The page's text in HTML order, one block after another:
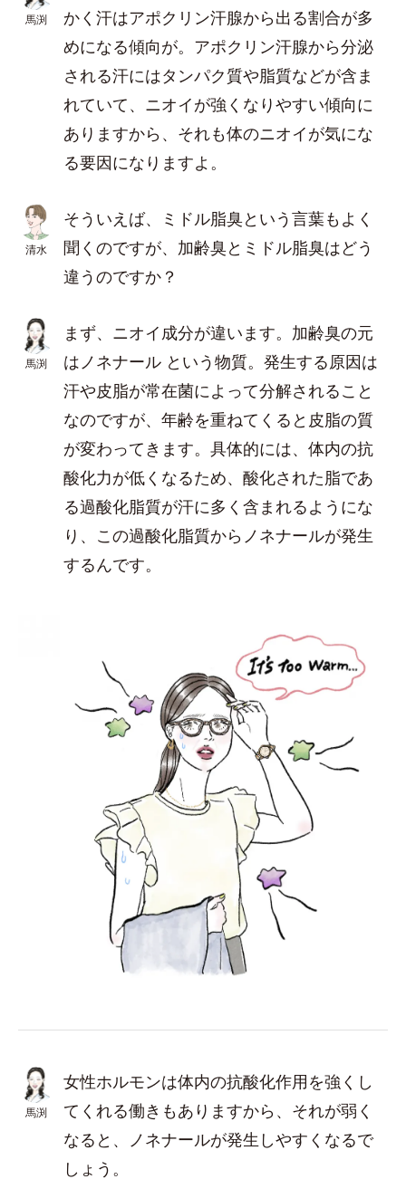
馬渕
かく汗はアポクリン汗腺から出る割合が多
めになる傾向が。アポクリン汗腺から分泌
される汗にはタンパク質や脂質などが含ま
れていて、ニオイが強くなりやすい傾向に
ありますから、それも体のニオイが気にな
る要因になりますよ。
清水
そういえば、ミドル脂臭という言葉もよく
聞くのですが、加齢臭とミドル脂臭はどう
違うのですか？
馬渕
まず、ニオイ成分が違います。加齢臭の元
はノネナール という物質。発生する原因は
汗や皮脂が常在菌によって分解されること
なのですが、年齢を重ねてくると皮脂の質
が変わってきます。具体的には、体内の抗
酸化力が低くなるため、酸化された脂であ
る過酸化脂質が汗に多く含まれるようにな
り、この過酸化脂質からノネナールが発生
するんです。
馬渕
女性ホルモンは体内の抗酸化作用を強くし
てくれる働きもありますから、それが弱く
なると、ノネナールが発生しやすくなるで
しょう。